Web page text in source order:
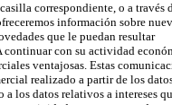
correspondiente, o a través
información sobre
que le puedan resultar
con su actividad
ventajosas. Estas
realizado a partir de los
datos relativos a intereses